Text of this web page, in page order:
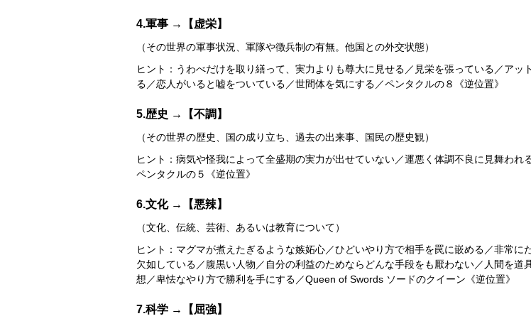
4.軍事 →【虚栄】
（その世界の軍事状況、軍隊や徴兵制の有無。他国との外交状態）
ヒント：うわべだけを取り繕って、実力よりも尊大に見せる／見栄を張っている／ア
る／恋人がいると嘘をついている／世間体を気にする／ペンタクルの８《逆位置》
5.歴史 →【不調】
（その世界の歴史、国の成り立ち、過去の出来事、国民の歴史観）
ヒント：病気や怪我によって全盛期の実力が出せていない／運悪く体調不良に見舞わ
ペンタクルの５《逆位置》
6.文化 →【悪辣】
（文化、伝統、芸術、あるいは教育について）
ヒント：マグマが煮えたぎるような嫉妬心／ひどいやり方で相手を罠に嵌める／非常
欠如している／腹黒い人物／自分の利益のためならどんな手段をも厭わない／人間を
想／卑怯なやり方で勝利を手にする／Queen of Swords ソードのクイーン《逆位置》
7.科学 →【屈強】